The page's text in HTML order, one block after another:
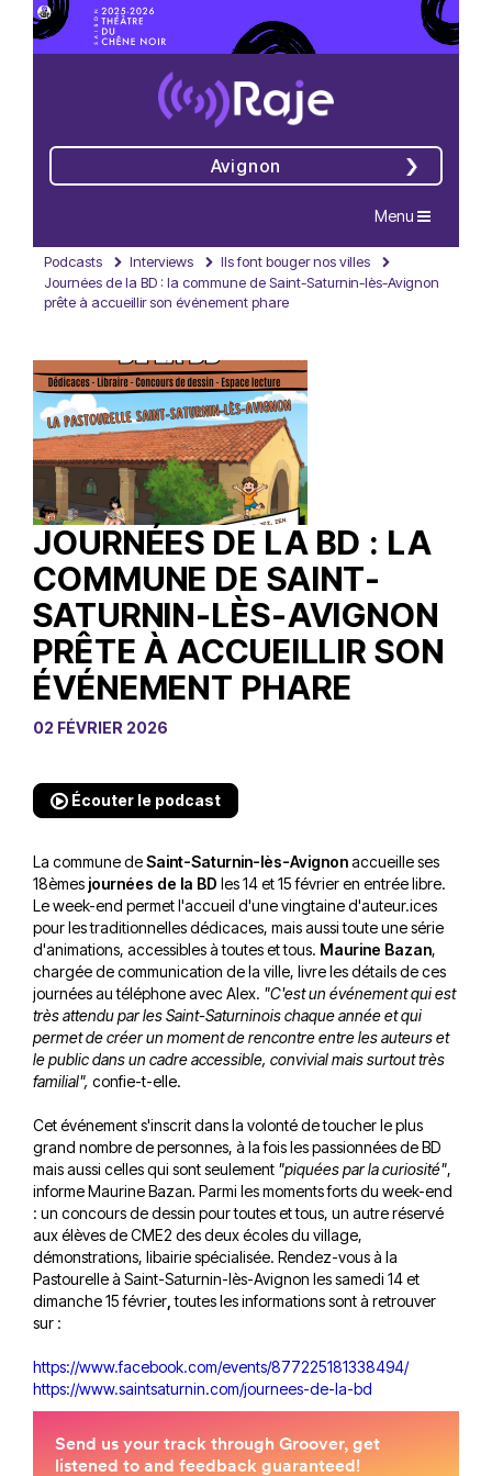
Avignon
Navigation
Menu
Podcasts Interviews
Ils font bouger nos villes
Journées de la BD : la commune de Saint-Saturnin-lès-Avignon
prête à accueillir son événement phare
JOURNÉES DE LA BD : LA
COMMUNE DE SAINT-
SATURNIN-LÈS-AVIGNON
PRÊTE À ACCUEILLIR SON
ÉVÉNEMENT PHARE
02 FÉVRIER 2026
Écouter le podcast
La commune deSaint-Saturnin-lès-Avignonaccueille ses
18èmes journées de la BD les 14 et 15 février en entrée libre.
Le week-end permet l'accueil d'une vingtaine d'auteur.ices
pour les traditionnelles dédicaces, mais aussi toute une série
d'animations, accessibles à toutes et tous. Maurine Bazan,
chargée de communication de la ville, livre les détails de ces
journées au téléphone avec Alex. "C'est un événement qui est
très attendu par les Saint-Saturninois chaque année et qui
permet de créer un moment de rencontre entre les auteurs et
le public dans un cadre accessible, convivial mais surtout très
familial", confie-t-elle.
Cet événement s'inscrit dans la volonté de toucher le plus
grand nombre de personnes, à la fois les passionnées de BD
mais aussi celles qui sont seulement "piquées par la curiosité",
informe Maurine Bazan. Parmi les moments forts du week-end
: un concours de dessin pour toutes et tous, un autre réservé
aux élèves de CME2 des deux écoles du village,
démonstrations, libairie spécialisée. Rendez-vous à la
Pastourelle à Saint-Saturnin-lès-Avignon les samedi 14 et
dimanche 15 février ,toutes les informations sont à retrouver
sur :
https://www.facebook.com/events/877225181338494/
https://www.saintsaturnin.com/journees-de-la-bd